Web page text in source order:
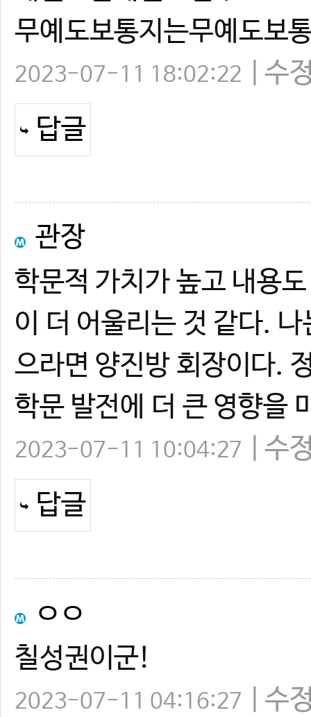
무예도보통지는무예도보
2023-07-11 18:02:22
수
답글
관장
학문적 가치가 높고 내용
이 더 어울리는 것 같다.
으라면 양진방 회장이다.
학문 발전에 더 큰 영향을
2023-07-11 10:04:27
수
답글
ㅇㅇ
칠성권이군!
2023-07-11 04:16:27
수